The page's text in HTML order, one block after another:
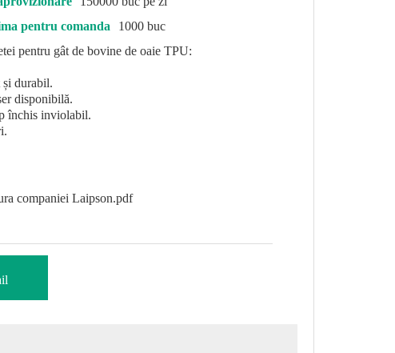
pentru comanda
1000 buc
pentru gât de bovine de oaie TPU:
durabil.
disponibilă.
închis inviolabil.
companiei Laipson.pdf